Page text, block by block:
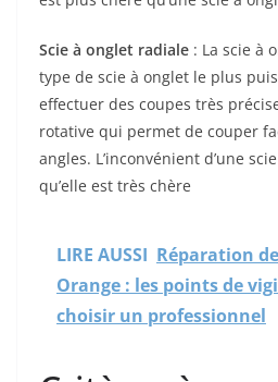
Scie à onglet radiale : La scie à
type de scie à onglet le plus
effectuer des coupes très
rotative qui permet de couper
angles. L’inconvénient d’une
qu’elle est très chère
LIRE AUSSI Réparation
Orange : les points de
choisir un professionnel